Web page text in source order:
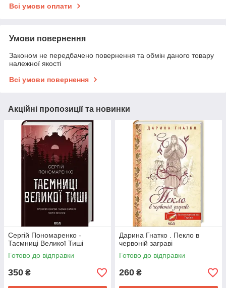
Всі умови оплати
Умови повернення
Законом не передбачено повернення та обмін даного товару
належної якості
Всі умови повернення
Акційні пропозиції та новинки
Сергій Пономаренко -
Таємниці Великої Тиші
Готово до відправки
350 ₴
Дарина Гнатко . Пекло в
червоній заграві
Готово до відправки
260 ₴